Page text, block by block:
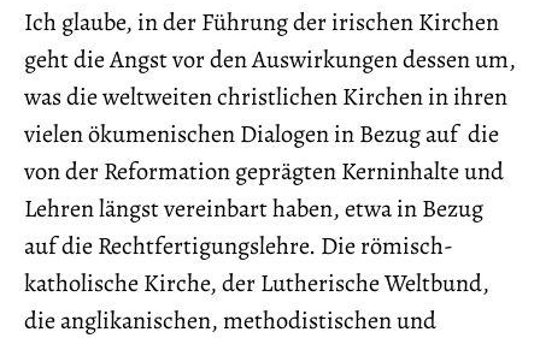
Ich glaube, in der Führung der irischen Kirchen
geht die Angst vor den Auswirkungen dessen um,
was die weltweiten christlichen Kirchen in ihren
vielen ökumenischen Dialogen in Bezug auf die
von der Reformation geprägten Kerninhalte und
Lehren längst vereinbart haben, etwa in Bezug
auf die Rechtfertigungslehre. Die römisch-
katholische Kirche, der Lutherische Weltbund,
die anglikanischen, methodistischen und